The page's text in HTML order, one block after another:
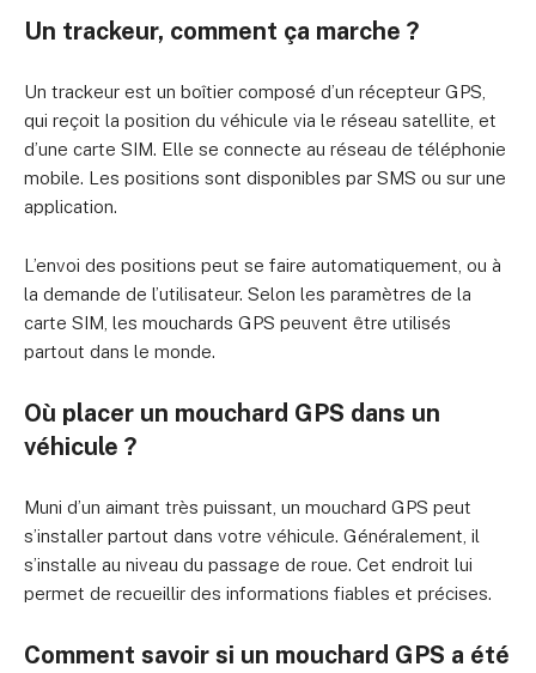
Un trackeur, comment ça marche ?
Un trackeur est un boîtier composé d’un récepteur GPS,
qui reçoit la position du véhicule via le réseau satellite, et
d’une carte SIM. Elle se connecte au réseau de téléphonie
mobile. Les positions sont disponibles par SMS ou sur une
application.
L’envoi des positions peut se faire automatiquement, ou à
la demande de l’utilisateur. Selon les paramètres de la
carte SIM, les mouchards GPS peuvent être utilisés
partout dans le monde.
Où placer un mouchard GPS dans un
véhicule ?
Muni d’un aimant très puissant, un mouchard GPS peut
s’installer partout dans votre véhicule. Généralement, il
s’installe au niveau du passage de roue. Cet endroit lui
permet de recueillir des informations fiables et précises.
Comment savoir si un mouchard GPS a été